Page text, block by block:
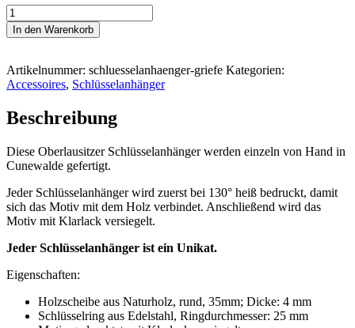
#KLEENE
GRIEFE
Schlüsselanhänger
In den Warenkorb
Artikelnummer: schluesselanhaenger-griefe Kategorien:
Accessoires, Schlüsselanhänger
Beschreibung
Diese Oberlausitzer Schlüsselanhänger werden einzeln von Hand in
Cunewalde gefertigt.
Jeder Schlüsselanhänger wird zuerst bei 130° heiß bedruckt, damit
sich das Motiv mit dem Holz verbindet. Anschließend wird das
Motiv mit Klarlack versiegelt.
Jeder Schlüsselanhänger ist ein Unikat.
Eigenschaften:
Holzscheibe aus Naturholz, rund, 35mm; Dicke: 4 mm
Schlüsselring aus Edelstahl, Ringdurchmesser: 25 mm